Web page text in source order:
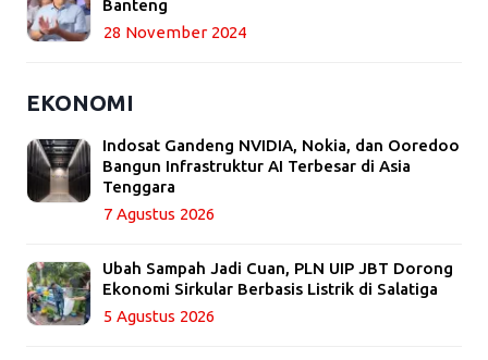
Banteng
28 November 2024
EKONOMI
Indosat Gandeng NVIDIA, Nokia, dan Ooredoo
Bangun Infrastruktur AI Terbesar di Asia
Tenggara
7 Agustus 2026
Ubah Sampah Jadi Cuan, PLN UIP JBT Dorong
Ekonomi Sirkular Berbasis Listrik di Salatiga
5 Agustus 2026